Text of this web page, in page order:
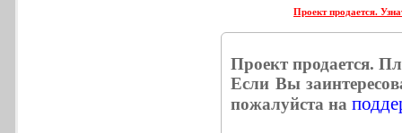
Проект продается.
Проект продается.
Если Вы
пожалуйста на